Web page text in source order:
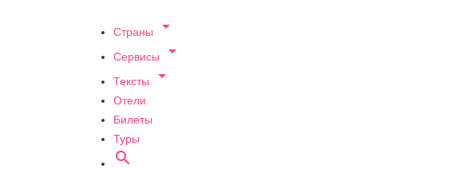
Страны 
Сервисы 
Тексты 
Отели
Билеты
Туры
